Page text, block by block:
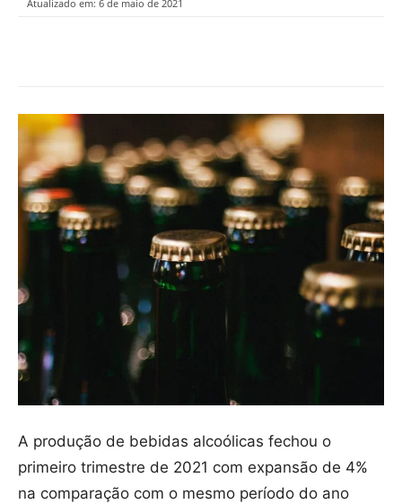
Atualizado em: 6 de maio de 2021
A produção de bebidas alcoólicas fechou o
primeiro trimestre de 2021 com expansão de 4%
na comparação com o mesmo período do ano